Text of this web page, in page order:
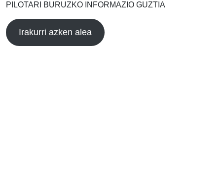
PILOTARI BURUZKO INFORMAZIO GUZTIA
Irakurri azken alea